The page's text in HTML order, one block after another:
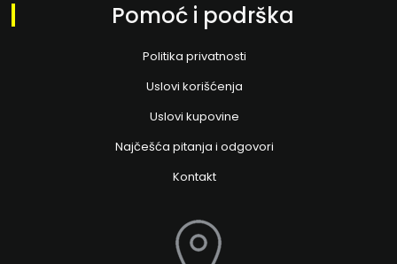
Pomoć i podrška
Politika privatnosti
Uslovi korišćenja
Uslovi kupovine
Najčešća pitanja i odgovori
Kontakt